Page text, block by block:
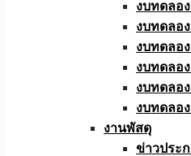
งบทดลอ
งบทดลอ
งบทดลอ
งบทดลอ
งบทดลอ
งบทดลอ
งานพัสดุ
ข่าวประ